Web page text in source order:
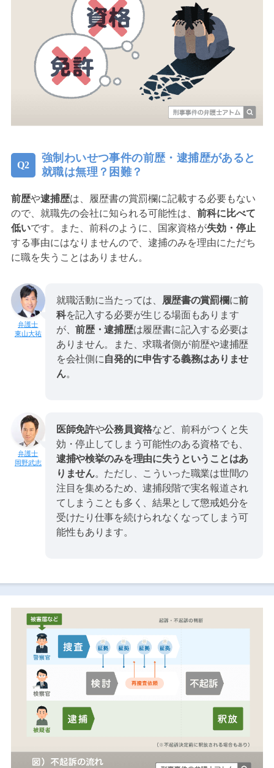
強制わいせつ事件の前歴・逮捕歴があると
就職は無理？困難？
前歴や逮捕歴は、履歴書の賞罰欄に記載する必要もない
ので、就職先の会社に知られる可能性は、 前科に比べて
低いです。また、前科のように、国家資格が失効・停止
する事由にはなりませんので、逮捕のみを理由にただち
に職を失うことはありません。
東山大祐
就職活動に当たっては、 履歴書の賞罰欄に前
科を記入する必要が生じる場面もあります
が、前歴・逮捕歴は履歴書に記入する必要は
ありません。また、求職者側が前歴や逮捕歴
を会社側に自発的に申告する義務はありませ
ん。
岡野武志
医師免許や公務員資格など、前科がつくと失
効・停止してしまう可能性のある資格でも、
逮捕や検挙のみを理由に失うということはあ
りません。ただし、こういった職業は世間の
注目を集めるため、逮捕段階で実名報道され
てしまうことも多く、結果として懲戒処分を
受けたり仕事を続けられなくなってしまう可
能性もあります。